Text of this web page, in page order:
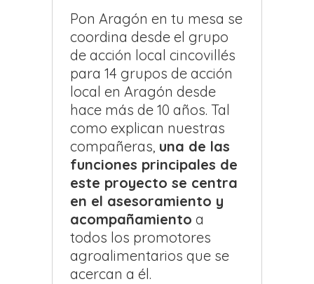
Pon Aragón en tu mesa se
coordina desde el grupo
de acción local cincovillés
para 14 grupos de acción
local en Aragón desde
hace más de 10 años. Tal
como explican nuestras
compañeras, una de las
funciones principales de
este proyecto se centra
en el asesoramiento y
acompañamiento a
todos los promotores
agroalimentarios que se
acercan a él.